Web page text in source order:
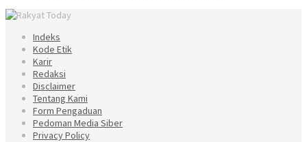
Indeks
Kode Etik
Karir
Redaksi
Disclaimer
Tentang Kami
Form Pengaduan
Pedoman Media Siber
Privacy Policy